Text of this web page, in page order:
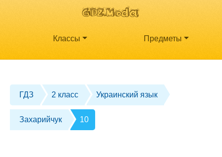
Классы Предметы
ГДЗ 2 класс Украинский язык
Захарийчук 10